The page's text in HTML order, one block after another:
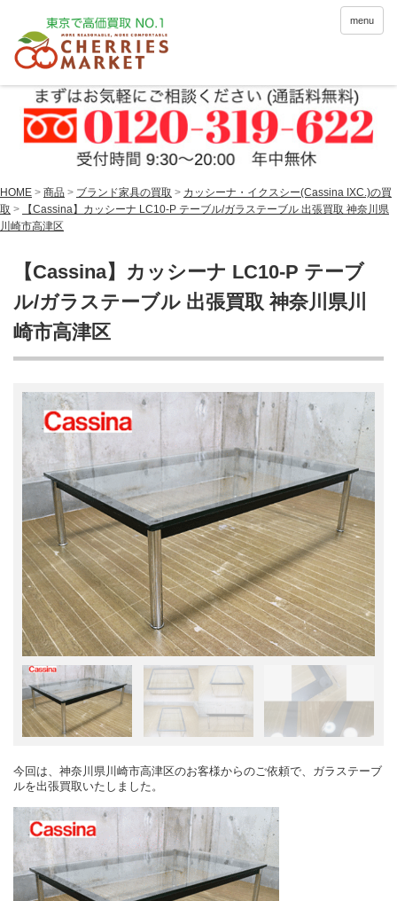
menu
HOME > 商品 > ブランド家具の買取 > カッシーナ・イクスシー(Cassina IXC.)の買
取 >
【Cassina】カッシーナ LC10-P テーブル/ガラステーブル 出張買取 神奈川県
川崎市高津区
【Cassina】カッシーナ LC10-P テーブ
ル/ガラステーブル 出張買取 神奈川県川
崎市高津区
今回は、神奈川県川崎市高津区のお客様からのご依頼で、ガラステーブ
ルを出張買取いたしました。